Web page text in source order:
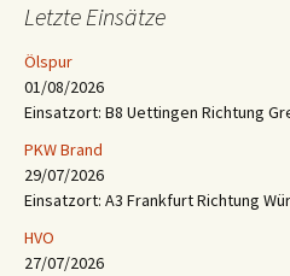
Letzte Einsätze
Ölspur
01/08/2026
Einsatzort: B8 Uettingen Richtung
PKW Brand
29/07/2026
Einsatzort: A3 Frankfurt Richtung
HVO
27/07/2026